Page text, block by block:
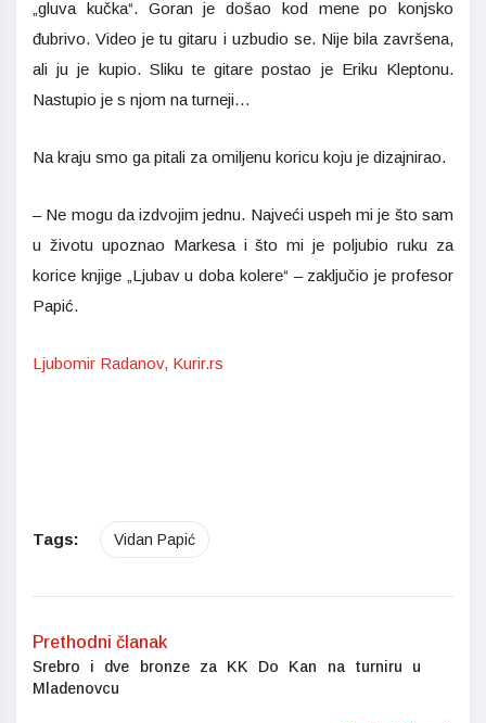
„gluva kučka“. Goran je došao kod mene po konjsko
đubrivo. Video je tu gitaru i uzbudio se. Nije bila završena,
ali ju je kupio. Sliku te gitare postao je Eriku Kleptonu.
Nastupio je s njom na turneji…
Na kraju smo ga pitali za omiljenu koricu koju je dizajnirao.
– Ne mogu da izdvojim jednu. Najveći uspeh mi je što sam
u životu upoznao Markesa i što mi je poljubio ruku za
korice knjige „Ljubav u doba kolere“ – zaključio je profesor
Papić.
Ljubomir Radanov, Kurir.rs
Tags: Vidan Papić
Prethodni članak
Srebro i dve bronze za KK Do Kan na turniru u
Mladenovcu